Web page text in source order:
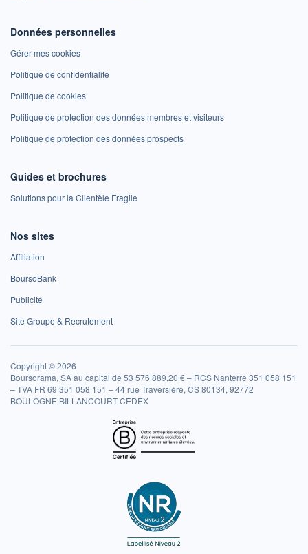
Données personnelles
Gérer mes cookies
Politique de confidentialité
Politique de cookies
Politique de protection des données membres et visiteurs
Politique de protection des données prospects
Guides et brochures
Solutions pour la Clientèle Fragile
Nos sites
Affiliation
BoursoBank
Publicité
Site Groupe & Recrutement
Copyright © 2026
Boursorama, SA au capital de 53 576 889,20 € – RCS Nanterre 351 058 151
– TVA FR 69 351 058 151 – 44 rue Traversière, CS 80134, 92772
BOULOGNE BILLANCOURT CEDEX